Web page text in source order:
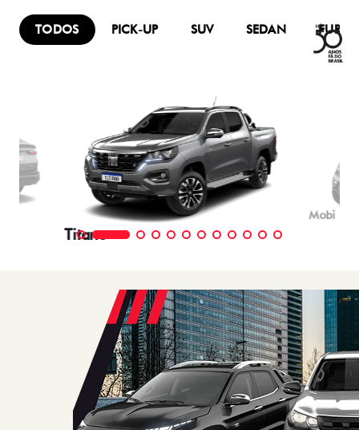
TODOS PICK-UP SUV SEDAN
Titano
Mobi